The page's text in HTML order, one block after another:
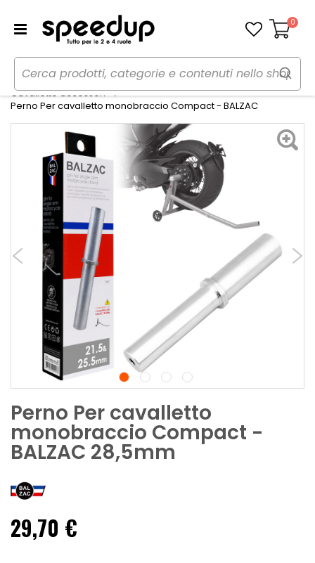
Carrello
0
Home Moto
Cavalletti e rampe moto
Cavalletto accessori
Perno Per cavalletto monobraccio Compact - BALZAC
Perno Per cavalletto
monobraccio Compact -
BALZAC 28,5mm
29,70 €